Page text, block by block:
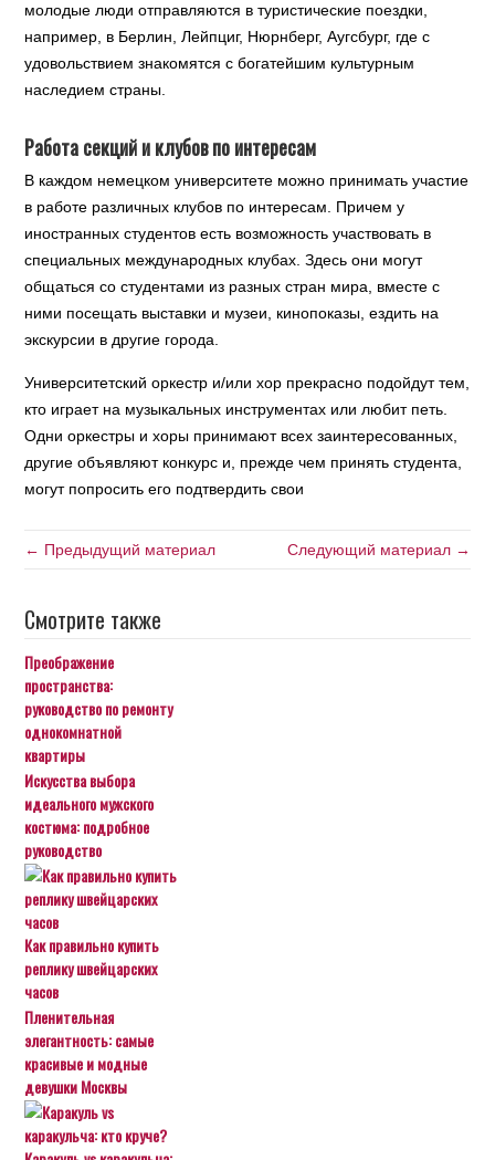
молодые люди отправляются в туристические поездки,
например, в Берлин, Лейпциг, Нюрнберг, Аугсбург, где с
удовольствием знакомятся с богатейшим культурным
наследием страны.
Работа секций и клубов по интересам
В каждом немецком университете можно принимать участие
в работе различных клубов по интересам. Причем у
иностранных студентов есть возможность участвовать в
специальных международных клубах. Здесь они могут
общаться со студентами из разных стран мира, вместе с
ними посещать выставки и музеи, кинопоказы, ездить на
экскурсии в другие города.
Университетский оркестр и/или хор прекрасно подойдут тем,
кто играет на музыкальных инструментах или любит петь.
Одни оркестры и хоры принимают всех заинтересованных,
другие объявляют конкурс и, прежде чем принять студента,
могут попросить его подтвердить свои
← Предыдущий материал Следующий материал →
Смотрите также
Преображение
пространства:
руководство по ремонту
однокомнатной
квартиры
Искусства выбора
идеального мужского
костюма: подробное
руководство
Как правильно купить
реплику швейцарских
часов
Пленительная
элегантность: самые
красивые и модные
девушки Москвы